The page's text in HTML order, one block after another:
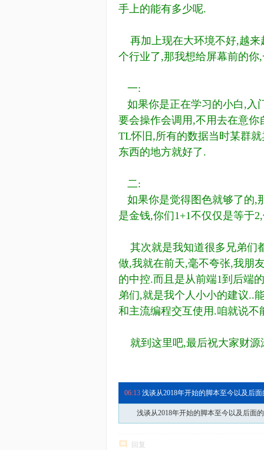
手上的能有多少呢.
再加上现在大环境不好,越来
个行业了,那我想给屏幕前的
一:
如果你是正在学习的小白,入
要会操作会调用,不用去在意
TL怀旧,所有的数据当时某群
东西的地方就好了.
二:
如果你是觉得图色就够了的,
是金钱,你们1+1不仅仅是等于
其次就是我知道很多兄弟们
做,我就在前天,毫不夸张,我朋
的中控.而且是从前端1到后端
弟们,就是我个人小小的建议..
和主流编程交互使用.咱就说
就到这里吧,最后祝大家财源
06:13 浅谈从2018年开始的脚本至今以及后
浅谈从2018年开始的脚本至今以及后面
回复